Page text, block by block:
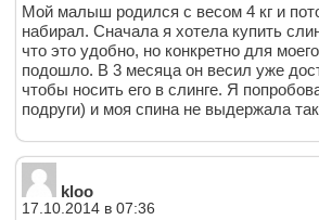
Мой малыш родился с весом 4 кг и
набирал. Сначала я хотела купить
что это удобно, но конкретно для
подошло. В 3 месяца он весил уже
чтобы носить его в слинге. Я
подруги) и моя спина не выдержала
kloo
17.10.2014 в 07:36